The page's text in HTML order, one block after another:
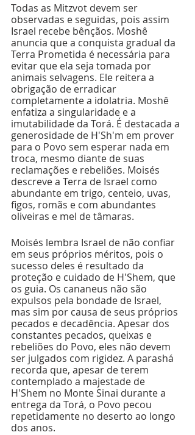
Todas as Mitzvot devem ser
observadas e seguidas, pois assim
Israel recebe bênçãos. Moshê
anuncia que a conquista gradual da
Terra Prometida é necessária para
evitar que ela seja tomada por
animais selvagens. Ele reitera a
obrigação de erradicar
completamente a idolatria. Moshê
enfatiza a singularidade e a
imutabilidade da Torá. É destacada a
generosidade de H'Sh'm em prover
para o Povo sem esperar nada em
troca, mesmo diante de suas
reclamações e rebeliões. Moisés
descreve a Terra de Israel como
abundante em trigo, centeio, uvas,
figos, romãs e com abundantes
oliveiras e mel de tâmaras.
Moisés lembra Israel de não confiar
em seus próprios méritos, pois o
sucesso deles é resultado da
proteção e cuidado de H'Shem, que
os guia. Os cananeus não são
expulsos pela bondade de Israel,
mas sim por causa de seus próprios
pecados e decadência. Apesar dos
constantes pecados, queixas e
rebeliões do Povo, eles não devem
ser julgados com rigidez. A parashá
recorda que, apesar de terem
contemplado a majestade de
H'Shem no Monte Sinai durante a
entrega da Torá, o Povo pecou
repetidamente no deserto ao longo
dos anos.